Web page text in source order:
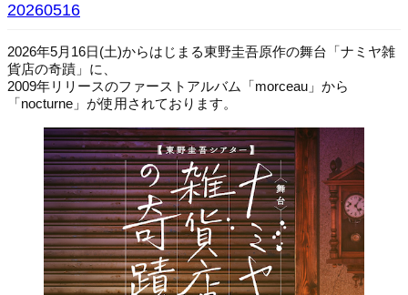
20260516
2026年5月16日(土)からはじまる東野圭吾原作の舞台「ナミヤ雑
貨店の奇蹟」に、
2009年リリースのファーストアルバム「morceau」から
「nocturne」が使用されております。